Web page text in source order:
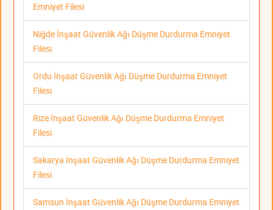
Emniyet Filesi
Niğde İnşaat Güvenlik Ağı Düşme Durdurma Emniyet
Filesi
Ordu İnşaat Güvenlik Ağı Düşme Durdurma Emniyet
Filesi
Rize İnşaat Güvenlik Ağı Düşme Durdurma Emniyet
Filesi
Sakarya İnşaat Güvenlik Ağı Düşme Durdurma Emniyet
Filesi
Samsun İnşaat Güvenlik Ağı Düşme Durdurma Emniyet